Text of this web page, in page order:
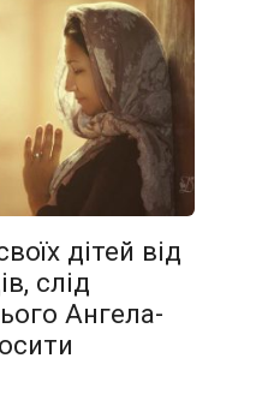
дітей від
слід
Ангела-